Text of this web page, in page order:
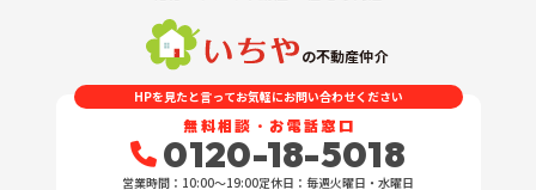
の不動産仲介
HPを見たと言ってお気軽にお問い合わせください
無料相談・お電話窓口
0120-18-5018
営業時間：10:00〜19:00定休日：毎週火曜日・水曜日